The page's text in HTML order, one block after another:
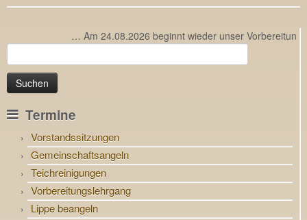
… Am 24.08.2026 beginnt wieder unser
nach:
Termine
Vorstandssitzungen
Gemeinschaftsangeln
Teichreinigungen
Vorbereitungslehrgang
Lippe beangeln